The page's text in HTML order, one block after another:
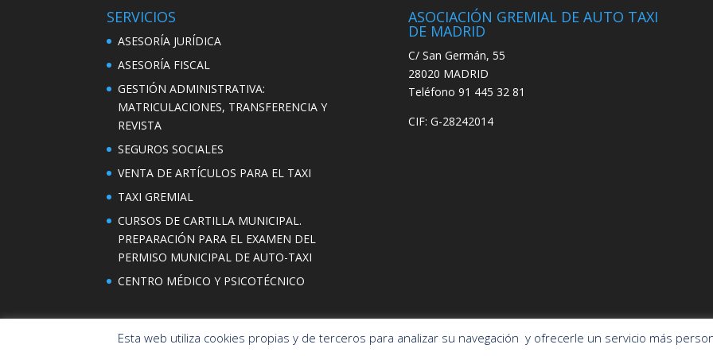
SERVICIOS
ASESORÍA JURÍDICA
ASESORÍA FISCAL
GESTIÓN ADMINISTRATIVA:
MATRICULACIONES, TRANSFERENCIA Y
REVISTA
SEGUROS SOCIALES
VENTA DE ARTÍCULOS PARA EL TAXI
TAXI GREMIAL
CURSOS DE CARTILLA MUNICIPAL.
PREPARACIÓN PARA EL EXAMEN DEL
PERMISO MUNICIPAL DE AUTO-TAXI
CENTRO MÉDICO Y PSICOTÉCNICO
ASOCIACIÓN GREMIAL DE AUTO TAXI
DE MADRID
C/ San Germán, 55
28020 MADRID
Teléfono 91 445 32 81
CIF: G-28242014
Esta web utiliza cookies propias y de terceros para analizar su navegación y ofrecerle un servicio más